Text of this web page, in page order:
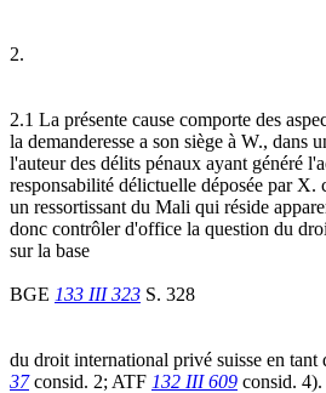
2.
2.1 La présente cause comporte des
la demanderesse a son siège à W., dans
l'auteur des délits pénaux ayant généré
responsabilité délictuelle déposée par X.
un ressortissant du Mali qui réside
donc contrôler d'office la question du
sur la base
BGE 133 III 323 S. 328
du droit international privé suisse en
37consid. 2; ATF 132 III 609 consid. 4).